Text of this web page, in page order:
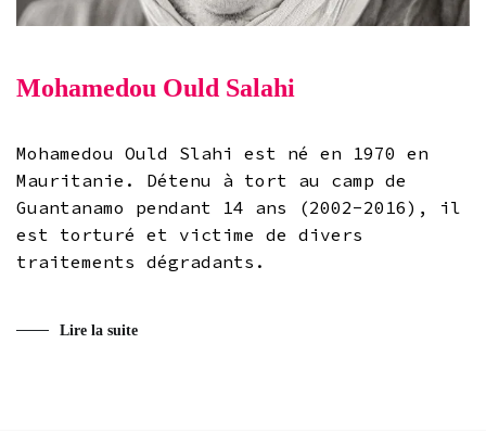
Mohamedou Ould Salahi
Mohamedou Ould Slahi est né en 1970 en
Mauritanie. Détenu à tort au camp de
Guantanamo pendant 14 ans (2002-2016), il
est torturé et victime de divers
traitements dégradants.
Lire la suite